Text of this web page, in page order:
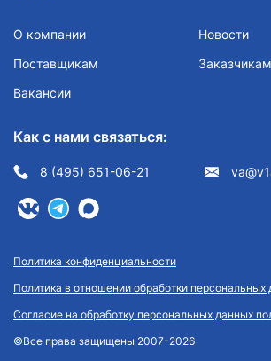
О компании
Новости
Поставщикам
Заказчикам
Вакансии
Как с нами связаться:
8 (495) 651-06-21
Политика конфиденциальности
Политика в отношении обработки персональных
Согласие на обработку персональных данных
©Все права защищены 2007-2026